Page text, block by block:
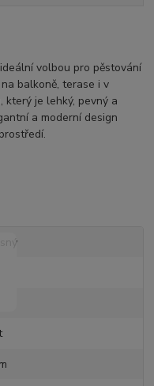
volbou pro pěstování
balkoně, terase i v
je lehký, pevný a
a moderní design